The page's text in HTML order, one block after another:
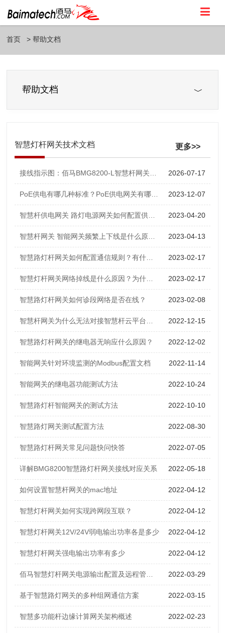
首页 帮助文档
帮助文档
智慧灯杆网关技术文档 更多>>
2026-07-17
2023-12-07
2023-04-20
2023-04-13
2023-02-17
2023-02-17
智慧路灯杆网关如何诊段网络是否在线？ 2023-02-08
2022-12-15
智慧路灯杆网关的继电器无响应什么原因？ 2022-12-02
智能网关针对环境监测的Modbus配置文档 2022-11-14
智能网关的继电器功能测试方法 2022-10-24
智慧路灯杆智能网关的测试方法 2022-10-10
智慧路灯网关测试配置方法 2022-08-30
智慧路灯杆网关常见问题快问快答 2022-07-05
详解BMG8200智慧路灯杆网关接线对应关系 2022-05-18
如何设置智慧杆网关的mac地址 2022-04-12
智慧灯杆网关如何实现跨网段互联？ 2022-04-12
智慧灯杆网关12V/24V弱电输出功率各是多少 2022-04-12
智慧灯杆网关强电输出功率有多少 2022-04-12
2022-03-29
基于智慧路灯网关的多种组网通信方案 2022-03-15
智慧多功能杆边缘计算网关架构概述 2022-02-23